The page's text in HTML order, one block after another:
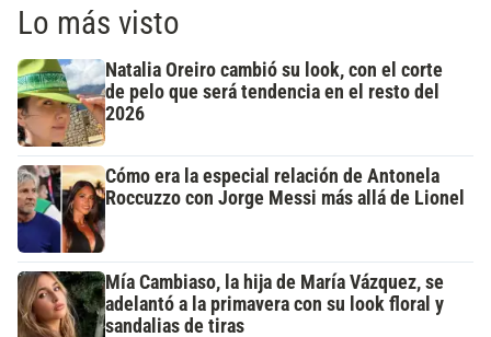
Lo más visto
Natalia Oreiro cambió su look, con el corte
de pelo que será tendencia en el resto del
2026
Cómo era la especial relación de Antonela
Roccuzzo con Jorge Messi más allá de Lionel
Mía Cambiaso, la hija de María Vázquez, se
adelantó a la primavera con su look floral y
sandalias de tiras